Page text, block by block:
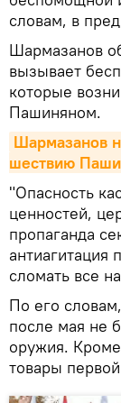
словам, в
Шармазанов
вызывает
которые
Пашиняном.
Шармазанов
шествию
"Опасность
ценностей,
пропаганда
антиагитация
сломать все
По его
после мая не
оружия.
товары